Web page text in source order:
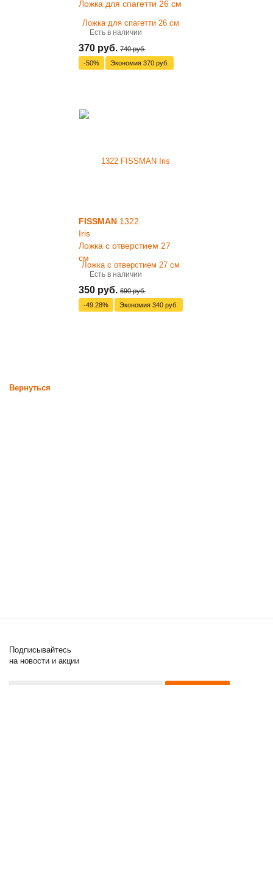
Ложка для спагетти 26 см
Есть в наличии
370 руб. 740 руб.
-50%
Экономия 370 руб.
FISSMAN 1322
Iris
Ложка с отверстием 27
см
Есть в наличии
350 руб. 690 руб.
-49.28%
Экономия 340 руб.
Вернуться
Подписывайтесь
на новости и акции